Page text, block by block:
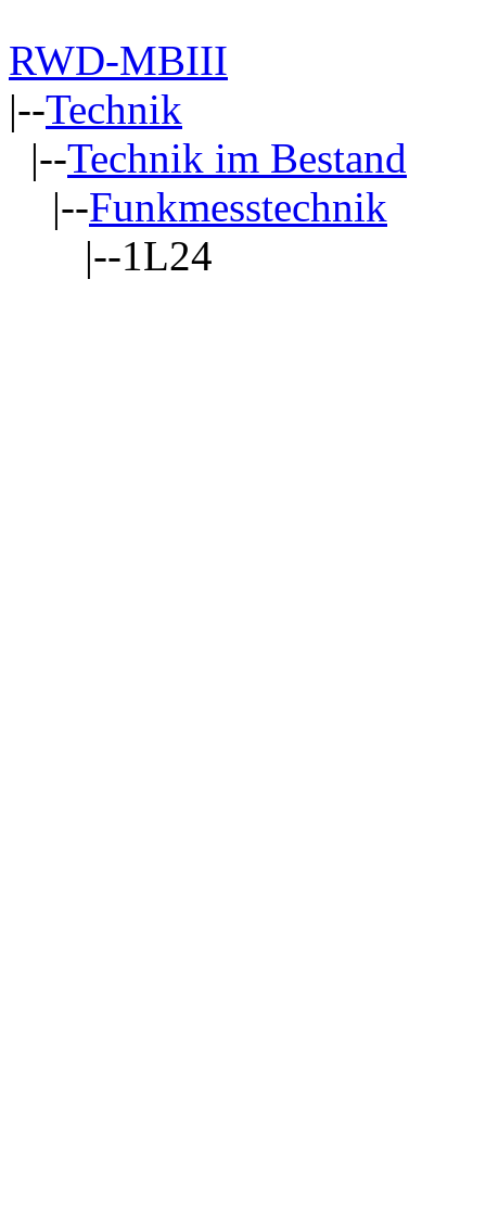
RWD-MBIII
|--Technik
|--Technik im Bestand
|--Funkmesstechnik
|--1L24